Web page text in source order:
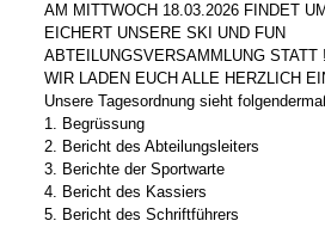
AM MITTWOCH 18.03.2026 FINDET
EICHERT UNSERE SKI UND FUN
ABTEILUNGSVERSAMMLUNG STATT
WIR LADEN EUCH ALLE HERZLICH
Unsere Tagesordnung sieht
1. Begrüssung
2. Bericht des Abteilungsleiters
3. Berichte der Sportwarte
4. Bericht des Kassiers
5. Bericht des Schriftführers